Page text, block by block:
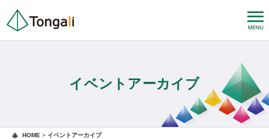
イベントアーカイブ
HOME > イベントアーカイブ